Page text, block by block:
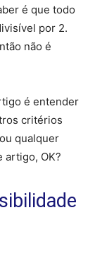
é que todo
por 2.
não é
é entender
critérios
qualquer
artigo, OK?